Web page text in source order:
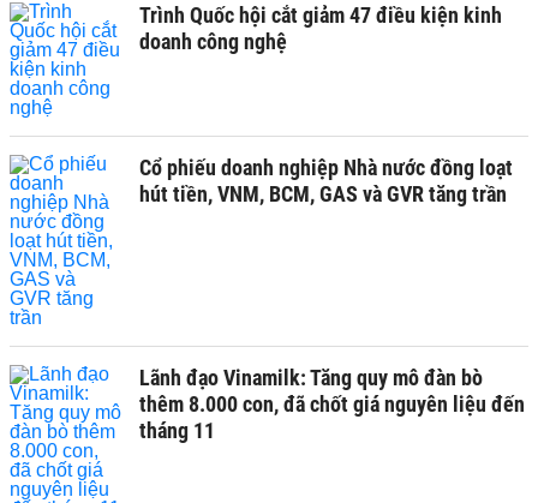
Trình Quốc hội cắt giảm 47 điều kiện kinh
doanh công nghệ
Cổ phiếu doanh nghiệp Nhà nước đồng loạt
hút tiền, VNM, BCM, GAS và GVR tăng trần
Lãnh đạo Vinamilk: Tăng quy mô đàn bò
thêm 8.000 con, đã chốt giá nguyên liệu đến
tháng 11